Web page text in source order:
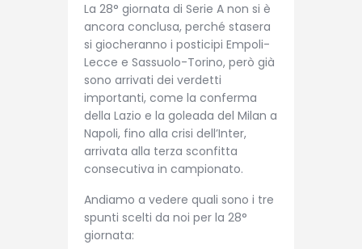
La 28° giornata di Serie A non si è
ancora conclusa, perché stasera
si giocheranno i posticipi Empoli-
Lecce e Sassuolo-Torino, però già
sono arrivati dei verdetti
importanti, come la conferma
della Lazio e la goleada del Milan a
Napoli, fino alla crisi dell’Inter,
arrivata alla terza sconfitta
consecutiva in campionato.
Andiamo a vedere quali sono i tre
spunti scelti da noi per la 28°
giornata: